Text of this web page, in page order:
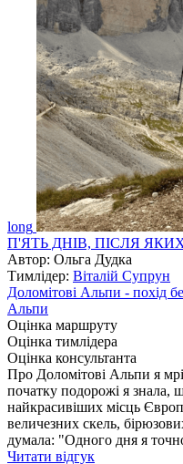
long
П'ЯТЬ ДНІВ, ПІСЛЯ
Автор: Ольга Дудка
Тимлідер: Віталій Супрун
Доломітові Альпи - похід
Альпи
Оцінка маршруту
Оцінка тимлідера
Оцінка консультанта
Про Доломітові Альпи я
початку подорожі я знала,
найкрасивіших місць
величезних скель,
думала: "Одного дня я
Читати відгук